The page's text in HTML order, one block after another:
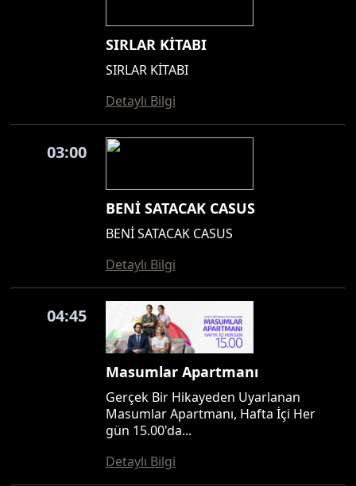
SIRLAR KİTABI
SIRLAR KİTABI
Detaylı Bilgi
03:00
BENİ SATACAK CASUS
BENİ SATACAK CASUS
Detaylı Bilgi
04:45
Masumlar Apartmanı
Gerçek Bir Hikayeden Uyarlanan
Masumlar Apartmanı, Hafta İçi Her
gün 15.00'da...
Detaylı Bilgi